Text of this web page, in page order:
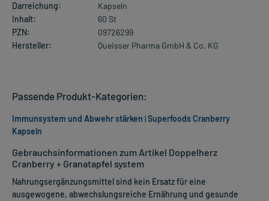
Darreichung:
Kapseln
Inhalt:
60 St
PZN:
09726299
Hersteller:
Queisser Pharma GmbH & Co. KG
Gebrauchsinformationen zum Artikel Doppelherz
Cranberry + Granatapfel system
Nahrungsergänzungsmittel sind kein Ersatz für eine
ausgewogene, abwechslungsreiche Ernährung und gesunde
Passende Produkt-Kategorien:
Immunsystem und Abwehr stärken |Superfoods Cranberry
Kapseln